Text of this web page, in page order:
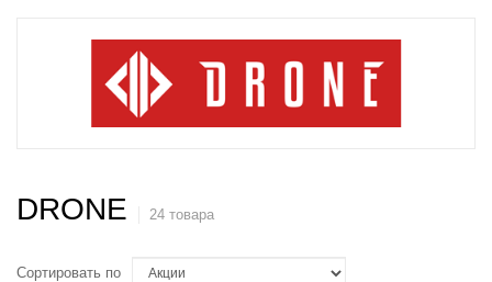
DRONE 24 товара
Сортировать по